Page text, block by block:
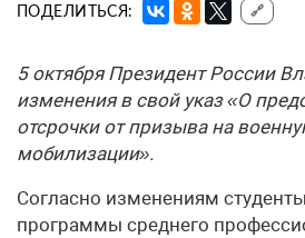
ПОДЕЛИТЬСЯ: 🔗
5 октября Президент России
изменения в свой указ «О
отсрочки от призыва на
мобилизации».
Согласно изменениям
программы среднего